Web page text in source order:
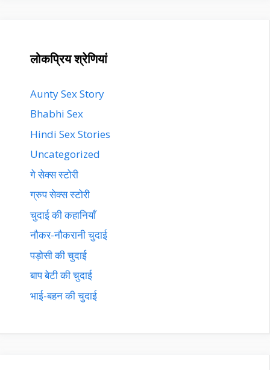
लोकप्रिय श्रेणियां
Aunty Sex Story
Bhabhi Sex
Hindi Sex Stories
Uncategorized
गे सेक्स स्टोरी
ग्रुप सेक्स स्टोरी
चुदाई की कहानियाँ
नौकर-नौकरानी चुदाई
पड़ोसी की चुदाई
बाप बेटी की चुदाई
भाई-बहन की चुदाई